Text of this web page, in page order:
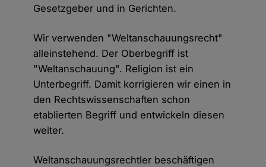
Gesetzgeber und in Gerichten.
Wir verwenden "Weltanschauungsrecht"
alleinstehend. Der Oberbegriff ist
"Weltanschauung". Religion ist ein
Unterbegriff. Damit korrigieren wir einen in
den Rechtswissenschaften schon
etablierten Begriff und entwickeln diesen
weiter.
Weltanschauungsrechtler beschäftigen